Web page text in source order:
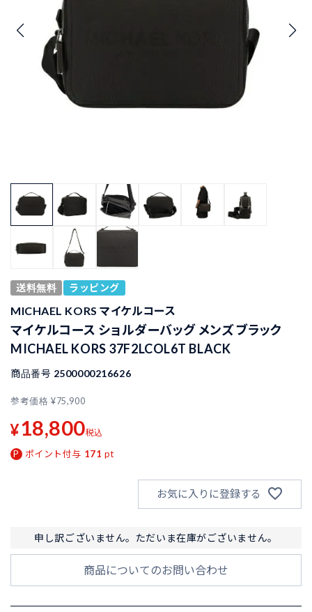
送料無料 ラッピング
MICHAEL KORS マイケルコース
マイケルコース ショルダーバッグ メンズ ブラック
MICHAEL KORS 37F2LCOL6T BLACK
商品番号 2500000216626
参考価格 ¥75,900
¥18,800税込
ポイント付与 171 pt
お気に入りに登録する
申し訳ございません。ただいま在庫がございません。
商品についてのお問い合わせ